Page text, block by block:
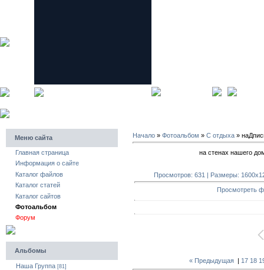
Меню сайта
Главная страница
Информация о сайте
Каталог файлов
Каталог статей
Каталог сайтов
Фотоальбом
Форум
Альбомы
Наша Группа [81]
Начало » Фотоальбом » C отдыха »
на стенах нашего
Просмотров: 631 | Размеры:
Просмотреть
« Предыдущая | 17 18